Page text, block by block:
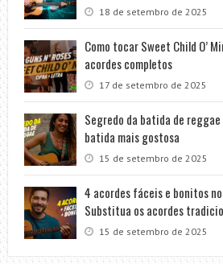
18 de setembro de 2025
Como tocar Sweet Child O’
acordes completos
17 de setembro de 2025
Segredo da batida de
batida mais gostosa
15 de setembro de 2025
4 acordes fáceis e bonitos
Substitua os acordes
15 de setembro de 2025